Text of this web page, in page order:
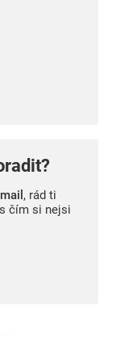
, rád ti
čím si nejsi